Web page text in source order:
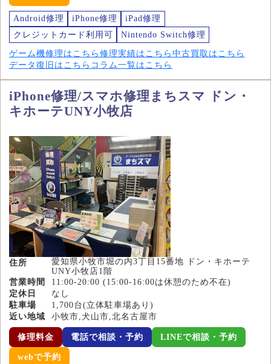
Android修理 iPhone修理
iPad修理
クレジットカード利用可
Nintendo Switch修理
ゲーム機修理はこちら 修理実績はこちら 中古買取はこちら
データ復旧はこちら コラム一覧はこちら
iPhone修理/スマホ修理まちスマ ドン・
キホーテUNY小牧店
住所
愛知県小牧市堀の内3丁目15番地 ドン・キホーテ
UNY小牧店1階
営業時間
11:00-20:00 (15:00-16:00は休憩のため不在)
定休日
なし
駐車場
1,700台(立体駐車場あり)
近い地域
小牧市,犬山市,北名古屋市
修理料金 電話で相談・予約 LINEで相談・予約
webで予約